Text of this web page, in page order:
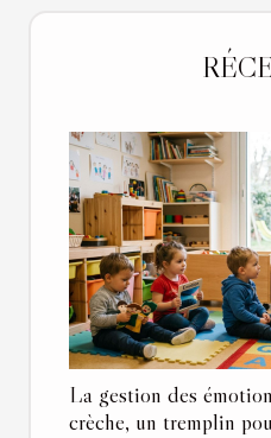
La gestion des
crèche, un tremplin